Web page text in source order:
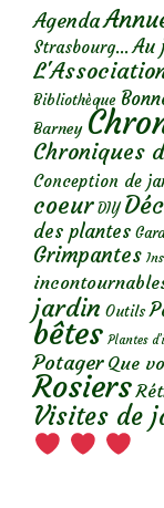
Agenda
Strasbourg... Au
Bibliothèque
Barney
Chroniques
Conception de
coeur DIY
des plantes
Grimpantes
jardin Outils
bêtes Plantes
Potager Que
Rosiers
Visites de